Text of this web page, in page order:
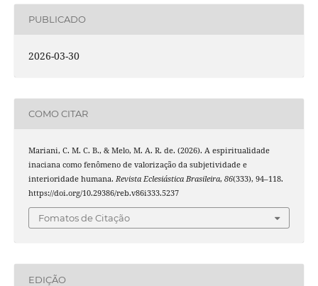
PUBLICADO
2026-03-30
COMO CITAR
Mariani, C. M. C. B., & Melo, M. A. R. de. (2026). A espiritualidade
inaciana como fenômeno de valorização da subjetividade e
interioridade humana. Revista Eclesiástica Brasileira, 86(333), 94–118.
https://doi.org/10.29386/reb.v86i333.5237
Fomatos de Citação
EDIÇÃO